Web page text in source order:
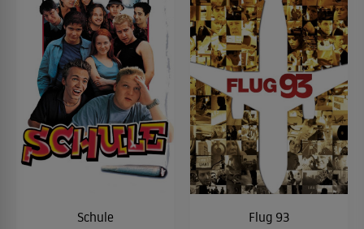
Schule Flug 93